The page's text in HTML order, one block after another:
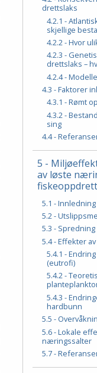
dretts­laks
4.2.1 -
skjel­li­ge
4.2.2 - Hvor
4.2.3 -
dretts­laks –
4.2.4 -
4.3 - Fak­to­rer
4.3.1 - Rømt
4.3.2 -
sing
4.4 -
5 -
av løste
fiskeoppdrett
5.1 - Innledning
5.2 -
5.3 -
5.4 - Effekter
5.4.1 -
(eutrofi)
5.4.2 -
5.4.3 -
hardbunn
5.5 -
5.6 - Lokale
næringssalter
5.7 -